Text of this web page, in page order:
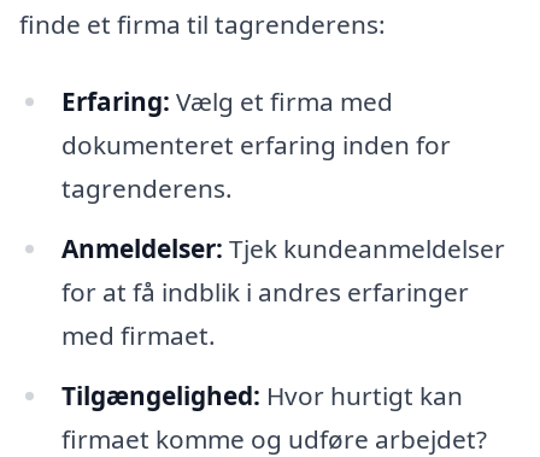
finde et firma til tagrenderens:
Erfaring: Vælg et firma med
dokumenteret erfaring inden for
tagrenderens.
Anmeldelser: Tjek kundeanmeldelser
for at få indblik i andres erfaringer
med firmaet.
Tilgængelighed: Hvor hurtigt kan
firmaet komme og udføre arbejdet?